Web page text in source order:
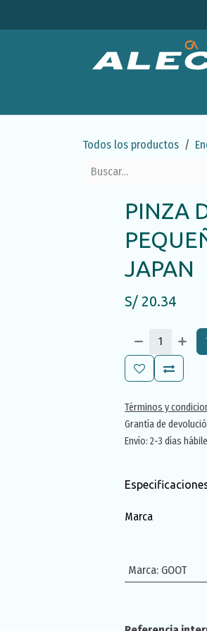
Todos los productos
PINZA
JAPAN
S/ 20.34
Términos y
Grantía de
Envío: 2-3 días
Marca
Marca: GOOT